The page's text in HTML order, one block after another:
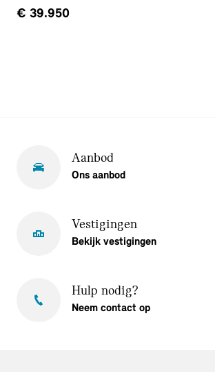
€ 39.950
Aanbod
Ons aanbod
Vestigingen
Bekijk vestigingen
Hulp nodig?
Neem contact op